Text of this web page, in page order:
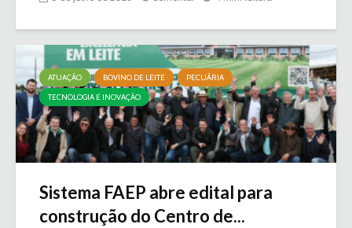
ATUAÇÃO BOVINO DE LEITE
PECUÁRIA
TECNOLOGIA E INOVAÇÃO
Sistema FAEP abre edital para
construção do Centro de...